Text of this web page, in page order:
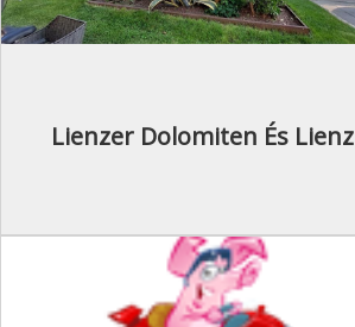
Lienzer Dolomiten És Lienz